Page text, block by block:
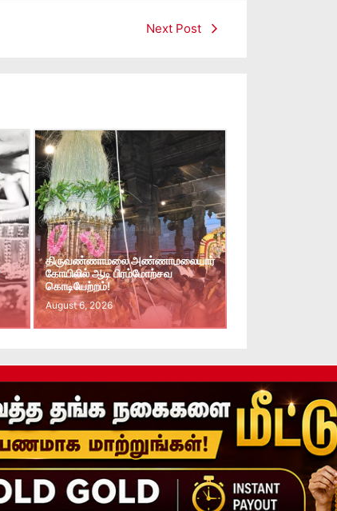
Next Post
திருவண்ணாமலை அண்ணாமலையார்
கோயிலில் ஆடி பிரம்மோற்சவ
கொடியேற்றம்!
August 6, 2026